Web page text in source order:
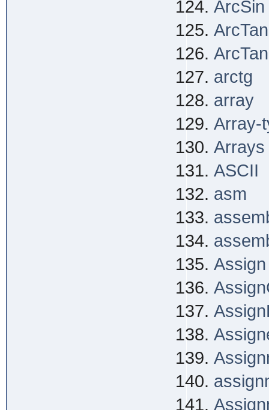
ArcSin
ArcTan
arctg
array
Array-
Arrays
ASCII
asm
Assign